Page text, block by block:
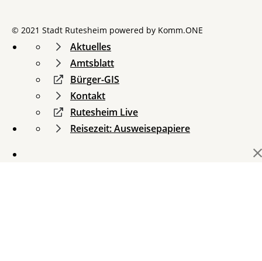
© 2021 Stadt Rutesheim powered by Komm.ONE
Aktuelles
Amtsblatt
Bürger-GIS
Kontakt
Rutesheim Live
Reisezeit: Ausweisepapiere